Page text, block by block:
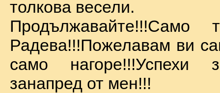
толкова весели.
Продължавайте!!!Само
Радева!!!Пожелавам ви
само
занапред от мен!!!